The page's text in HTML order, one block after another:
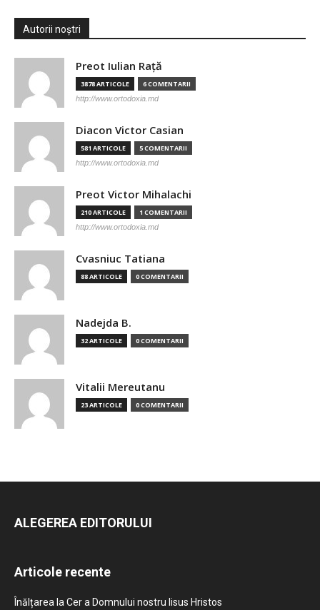
Autorii noștri
Preot Iulian Raţă
3878 ARTICOLE 6 COMENTARII
http://www.ortodoxia.md
Diacon Victor Casian
581 ARTICOLE 5 COMENTARII
http://www.ortodoxia.md
Preot Victor Mihalachi
210 ARTICOLE 1 COMENTARII
http://www.ortodoxia.md
Cvasniuc Tatiana
88 ARTICOLE 0 COMENTARII
Nadejda B.
32 ARTICOLE 0 COMENTARII
Vitalii Mereutanu
23 ARTICOLE 0 COMENTARII
ALEGEREA EDITORULUI
Articole recente
Înălțarea la Cer a Domnului nostru Iisus Hristos